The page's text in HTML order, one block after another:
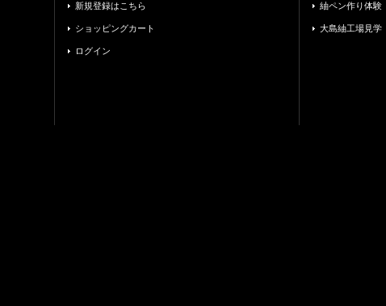
新規登録はこちら
ショッピングカート
ログイン
紬ペン作り体験
大島紬工場見学